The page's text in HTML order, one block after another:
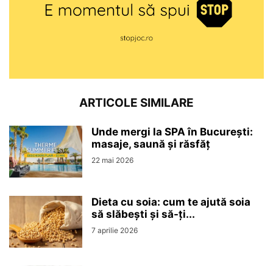
ARTICOLE SIMILARE
Unde mergi la SPA în București:
masaje, saună și răsfăț
22 mai 2026
Dieta cu soia: cum te ajută soia
să slăbești și să-ți...
7 aprilie 2026